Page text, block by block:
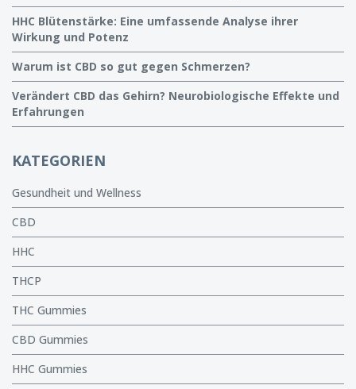
HHC Blütenstärke: Eine umfassende Analyse ihrer
Wirkung und Potenz
Warum ist CBD so gut gegen Schmerzen?
Verändert CBD das Gehirn? Neurobiologische Effekte und
Erfahrungen
KATEGORIEN
Gesundheit und Wellness
CBD
HHC
THCP
THC Gummies
CBD Gummies
HHC Gummies